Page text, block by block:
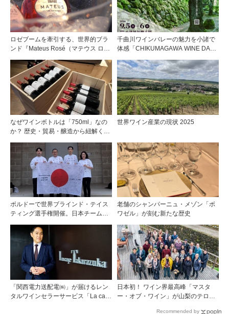
ロゼブームを牽引する、世界的ブラ
ンド『Mateus Rosé（マテウス ロ
千曲川ワインバレーの魅力を小諸で
体感「CHIKUMAGAWA WINE DAYS
なぜワインボトルは「750ml」なの
か？ 歴史・貿易・醸造から紐解く4
世界ワイン産業の現状 2025
ボルドーで世界ブラインド・テイス
ティング選手権開催。日本チームが4
老舗のシャンパーニュ・メゾン「ボ
ワゼル」が刻む新たな歴史
「関西電力送配電㈱」が届けるレン
タルワインセラーサービス「La cave
日本初！ ワイン界最高峰「マスタ
ー・オブ・ワイン」が山梨のテロワ
Recommended by